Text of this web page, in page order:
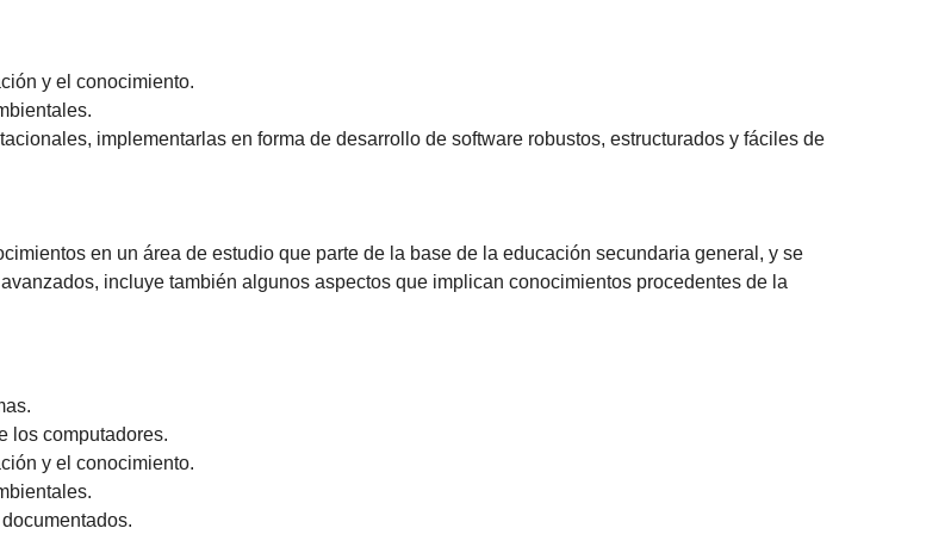
y el conocimiento.
implementarlas en forma de desarrollo de software robustos, estructurados y fáciles de
en un área de estudio que parte de la base de la educación secundaria general, y se
incluye también algunos aspectos que implican conocimientos procedentes de la
los computadores.
y el conocimiento.